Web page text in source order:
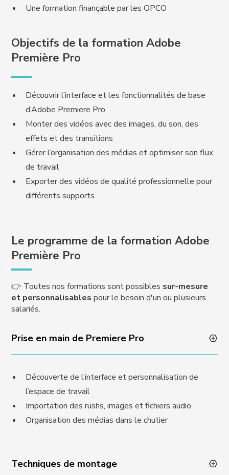
Une formation finançable par les OPCO
Objectifs de la formation Adobe
Première Pro
Découvrir l’interface et les fonctionnalités de base
d’Adobe Premiere Pro
Monter des vidéos avec des images, du son, des
effets et des transitions
Gérer l’organisation des médias et optimiser son flux
de travail
Exporter des vidéos de qualité professionnelle pour
différents supports
Le programme de la formation Adobe
Première Pro
👉 Toutes nos formations sont possibles sur-mesure
et personnalisables pour le besoin d'un ou plusieurs
salariés.
Prise en main de Premiere Pro
Découverte de l’interface et personnalisation de
l’espace de travail
Importation des rushs, images et fichiers audio
Organisation des médias dans le chutier
Techniques de montage